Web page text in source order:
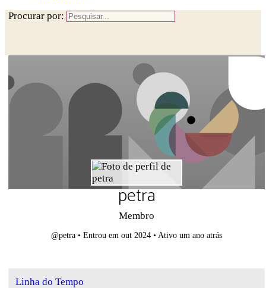
Procurar por:
petra
Membro
@petra • Entrou em out 2024• Ativo um ano atrás
Linha do Tempo